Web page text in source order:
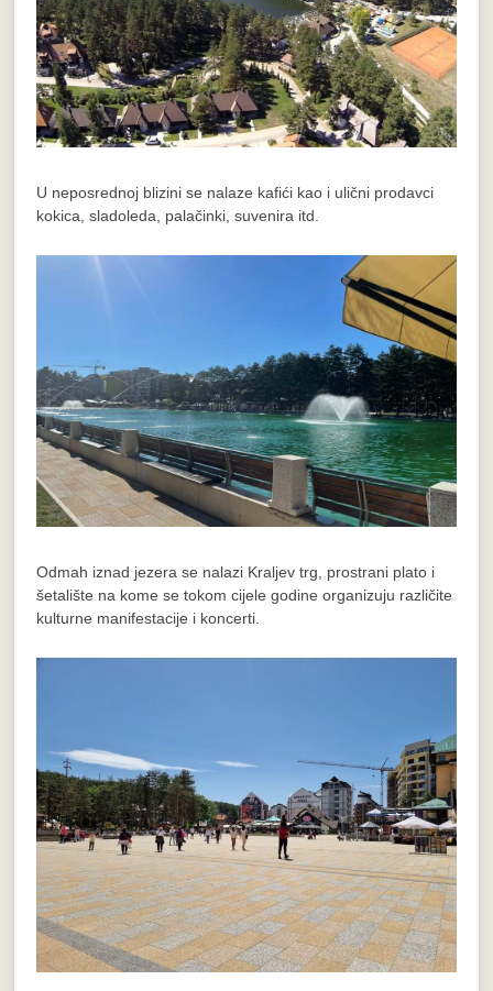
U neposrednoj blizini se nalaze kafići kao i ulični prodavci
kokica, sladoleda, palačinki, suvenira itd.
Odmah iznad jezera se nalazi Kraljev trg, prostrani plato i
šetalište na kome se tokom cijele godine organizuju različite
kulturne manifestacije i koncerti.